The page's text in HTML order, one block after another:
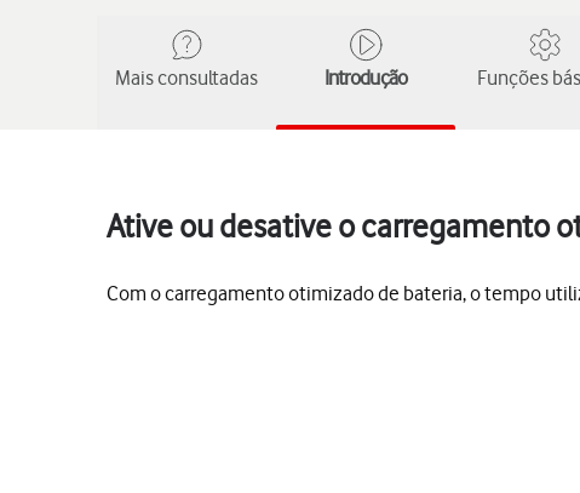
Mais consultadas Introdução Funções
Ative ou desative o carregamento
Com o carregamento otimizado de bateria, o tempo